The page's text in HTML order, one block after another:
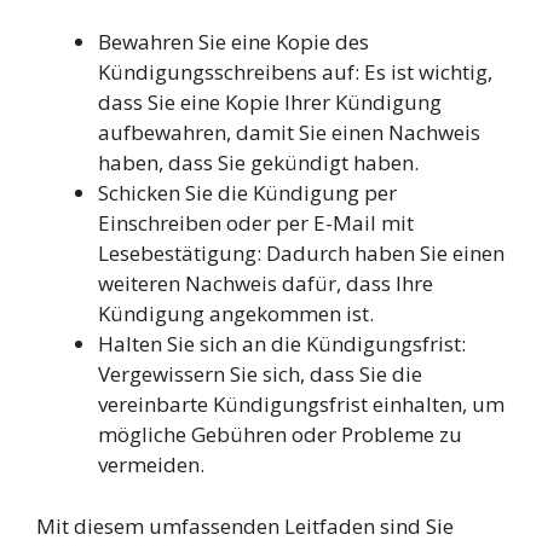
Bewahren Sie eine Kopie des
Kündigungsschreibens auf: Es ist wichtig,
dass Sie eine Kopie Ihrer Kündigung
aufbewahren, damit Sie einen Nachweis
haben, dass Sie gekündigt haben.
Schicken Sie die Kündigung per
Einschreiben oder per E-Mail mit
Lesebestätigung: Dadurch haben Sie einen
weiteren Nachweis dafür, dass Ihre
Kündigung angekommen ist.
Halten Sie sich an die Kündigungsfrist:
Vergewissern Sie sich, dass Sie die
vereinbarte Kündigungsfrist einhalten, um
mögliche Gebühren oder Probleme zu
vermeiden.
Mit diesem umfassenden Leitfaden sind Sie